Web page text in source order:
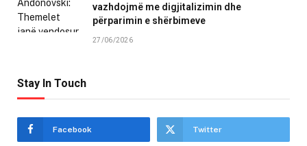
vazhdojmë me digjitalizimin dhe
përparimin e shërbimeve
27/06/2026
Stay In Touch
Facebook Twitter